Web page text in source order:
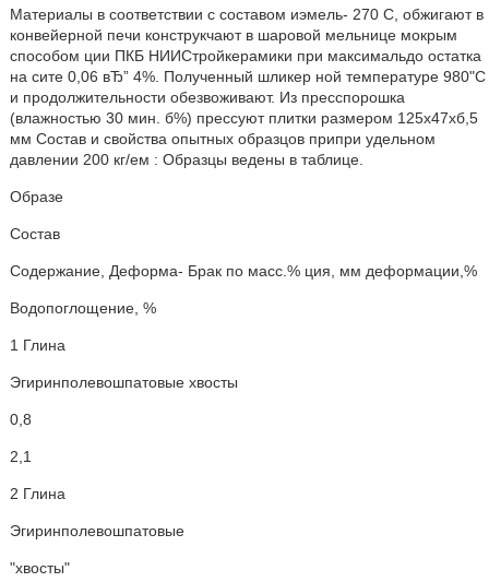
Материалы в соответствии с составом иэмель- 270 С, обжигают в
конвейерной печи конструкчают в шаровой мельнице мокрым
способом ции ПКБ НИИСтройкерамики при максимальдо остатка
на сите 0,06 вЂ” 4%. Полученный шликер ной температуре 980"С
и продолжительности обезвоживают. Из пресспорошка
(влажностью 30 мин. б%) прессуют плитки размером 125х47хб,5
мм Состав и свойства опытных образцов припри удельном
давлении 200 кг/ем : Образцы ведены в таблице.
Образе
Состав
Содержание, Деформа- Брак по масс.% ция, мм деформации,%
Водопоглощение, %
1 Глина
Эгиринполевошпатовые хвосты
0,8
2,1
2 Глина
Эгиринполевошпатовые
"хвосты"